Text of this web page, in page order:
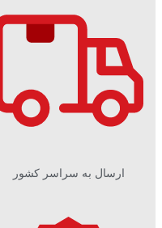
ارسال به سراسر کشور​